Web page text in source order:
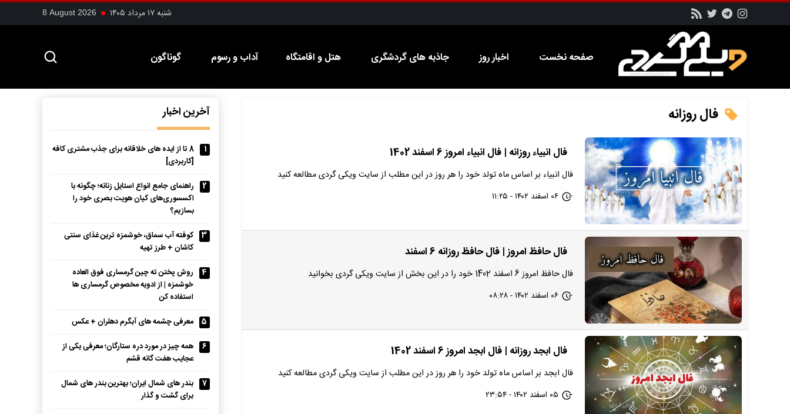
شنبه ۱۷ مرداد ۱۴۰۵ 8 August 2026
صفحه نخست اخبار روز جاذبه های گردشگری هتل و اقامتگاه آداب و رسوم گوناگون
فال روزانه
فال انبیاء روزانه | فال انبیاء امروز 6 اسفند 1402
فال انبیاء بر اساس ماه تولد خود را هر روز در این مطلب از سایت ویکی گردی مطالعه کنید
۰۶ اسفند ۱۴۰۲ - ۱۱:۲۵
فال حافظ امروز | فال حافظ روزانه 6 اسفند
فال حافظ امروز 6 اسفند 1402 خود را در این بخش از سایت ویکی گردی بخوانید
۰۶ اسفند ۱۴۰۲ - ۰۸:۲۸
فال ابجد روزانه | فال ابجد امروز 6 اسفند 1402
فال ابجد بر اساس ماه تولد خود را هر روز در این مطلب از سایت ویکی گردی مطالعه کنید
۰۵ اسفند ۱۴۰۲ - ۲۳:۵۴
آخرین اخبار
1
8 تا از ایده های خلاقانه برای جذب مشتری کافه
[کاربردی]
2
راهنمای جامع انواع استایل زنانه؛ چگونه با
اکسسوری‌های کیان هویت بصری خود را
بسازیم؟
3
کوفته آب سماق، خوشمزه ترین غذای سنتی
کاشان + طرز تهیه
4
روش پختن ته چین گرمساری فوق العاده
خوشمزه | از ادویه مخصوص گرمساری ها
استفاده کن
5
معرفی چشمه های آبگرم دهلران + عکس
6
همه چیز در مورد دره ستارگان؛ معرفی یکی از
عجایب هفت گانه قشم
7
بندر های شمال ایران؛ بهترین بندر های شمال
برای گشت و گذار